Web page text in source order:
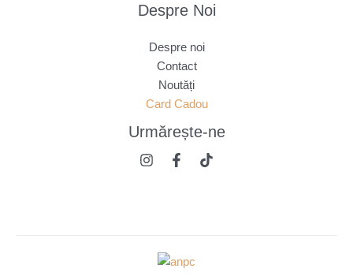
Despre Noi
Despre noi
Contact
Noutăți
Card Cadou
Urmărește-ne